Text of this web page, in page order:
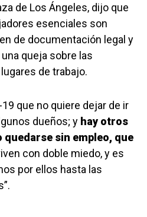
de Los Ángeles, dijo que
esenciales son
de documentación legal y
queja sobre las
de trabajo.
que no quiere dejar de ir
dueños; y hay otros
quedarse sin empleo, que
con doble miedo, y es
por ellos hasta las